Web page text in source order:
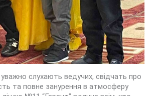
уважно слухають ведучих, свідчать про
та повне занурення в атмосферу